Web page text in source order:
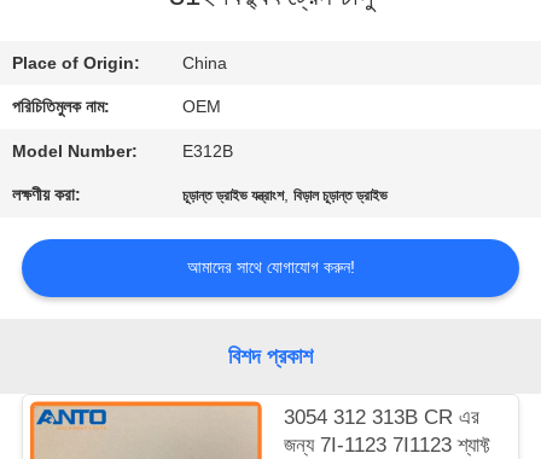
ব্লগ
সাইট
ম্যাপ
গোপনীয়তা
Place of Origin: China
পরিচিতিমুলক নাম: OEM
Model Number: E312B
লক্ষণীয় করা: চূড়ান্ত ড্রাইভ যন্ত্রাংশ,বিড়াল চূড়ান্ত ড্রাইভ
আমাদের সাথে যোগাযোগ করুন!
বিশদ প্রকাশ
3054 312 313B CR এর
জন্য 7I-1123 7I1123 শ্যাফ্ট